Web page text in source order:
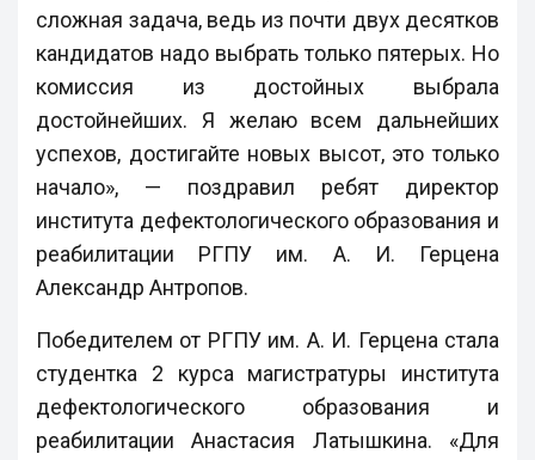
сложная задача, ведь из почти двух десятков
кандидатов надо выбрать только пятерых. Но
комиссия из достойных выбрала
достойнейших. Я желаю всем дальнейших
успехов, достигайте новых высот, это только
начало», — поздравил ребят директор
института дефектологического образования и
реабилитации РГПУ им. А. И. Герцена
Александр Антропов.
Победителем от РГПУ им. А. И. Герцена стала
студентка 2 курса магистратуры института
дефектологического образования и
реабилитации Анастасия Латышкина. «Для